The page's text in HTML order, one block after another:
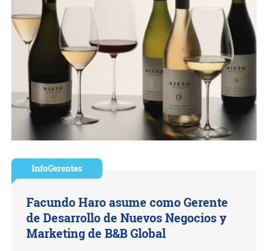
InfoGerentes
Facundo Haro asume como Gerente
de Desarrollo de Nuevos Negocios y
Marketing de B&B Global